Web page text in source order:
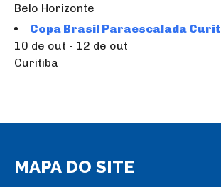
Belo Horizonte
Copa Brasil Paraescalada
10 de out - 12 de out
Curitiba
MAPA DO SITE